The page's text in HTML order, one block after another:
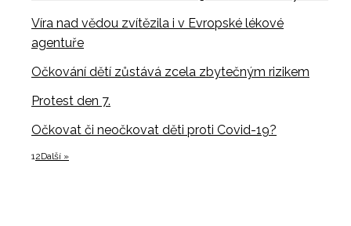
Víra nad vědou zvítězila i v Evropské lékové
agentuře
Očkování dětí zůstává zcela zbytečným rizikem
Protest den 7.
Očkovat či neočkovat děti proti Covid-19?
12Další »